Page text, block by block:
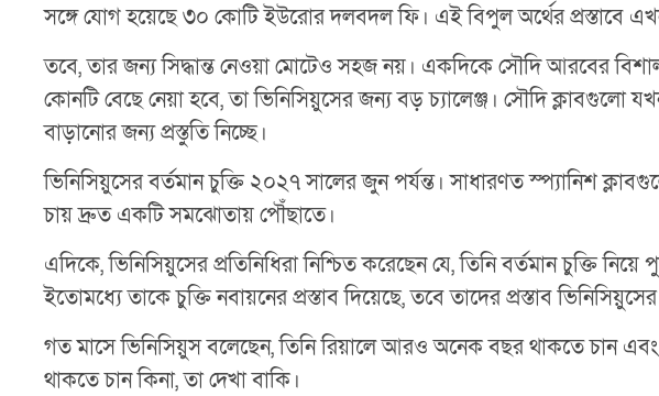
সঙ্গে যোগ হয়েছে ৩০ কোটি ইউরোর দলবদল ফি। এই বিপুল অর্থের প্রস্তাবে এখন
তবে, তার জন্য সিদ্ধান্ত নেওয়া মোটেও সহজ নয়। একদিকে সৌদি আরবের
কোনটি বেছে নেয়া হবে, তা ভিনিসিয়ুসের জন্য বড় চ্যালেঞ্জ। সৌদি ক্লাবগুলো
বাড়ানোর জন্য প্রস্তুতি নিচ্ছে।
ভিনিসিয়ুসের বর্তমান চুক্তি ২০২৭ সালের জুন পর্যন্ত। সাধারণত স্প্যানিশ
চায় দ্রুত একটি সমঝোতায় পৌঁছাতে।
এদিকে, ভিনিসিয়ুসের প্রতিনিধিরা নিশ্চিত করেছেন যে, তিনি বর্তমান চুক্তি
ইতোমধ্যে তাকে চুক্তি নবায়নের প্রস্তাব দিয়েছে, তবে তাদের প্রস্তাব
গত মাসে ভিনিসিয়ুস বলেছেন, তিনি রিয়ালে আরও অনেক বছর থাকতে চান এবং
থাকতে চান কিনা, তা দেখা বাকি।